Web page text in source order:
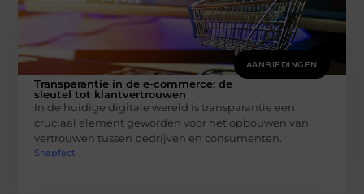
AANBIEDINGEN
Transparantie in de e-commerce: de
sleutel tot klantvertrouwen
In de huidige digitale wereld is transparantie een
cruciaal element geworden voor het opbouwen van
vertrouwen tussen bedrijven en consumenten.
Snapfact